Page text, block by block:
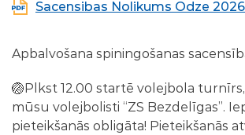
Sacensibas Nolikums Odze 2026
Apbalvošana spiningošanas
🏐Plkst 12.00 startē volejbola
mūsu volejbolisti “ZS Bezdelīgas”.
pieteikšanās obligāta! Pieteikšanās